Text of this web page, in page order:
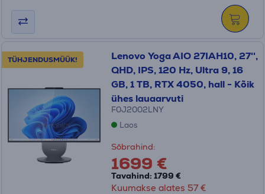
TÜHJENDUSMÜÜK!
Lenovo Yoga AIO 27IAH10, 27'',
QHD, IPS, 120 Hz, Ultra 9, 16
GB, 1 TB, RTX 4050, hall - Kõik
ühes lauaarvuti
F0J2002LNY
Laos
Sõbrahind:
1699 €
Tavahind: 1799 €
Kuumakse alates 57 €